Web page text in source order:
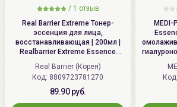
Республика
Korea, SK
Gasan-dong,
Импортер в
Беларусь:
ИП Мигаль
УНП 192179286
220020 Минск,
136.
/ 1 отзыв
Real Barrier Extreme Тонер-
эссенция для лица,
восстанавливающая | 200мл |
Realbarrier Extreme Essence
Toner (Original)
Real Barrier (Корея)
Код: 8809723781270
89.90 руб.
MEDI-
Peptide